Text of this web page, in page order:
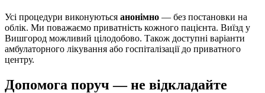
Усі процедури виконуються анонімно — без постановки на
облік. Ми поважаємо приватність кожного пацієнта. Виїзд у
Вишгород можливий цілодобово. Також доступні варіанти
амбулаторного лікування або госпіталізації до приватного
центру.
Допомога поруч — не відкладайте